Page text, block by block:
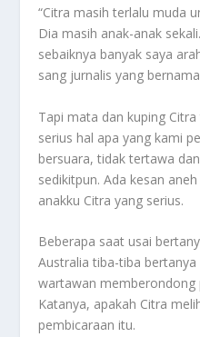
“Citra masih terlalu muda
Dia masih anak-anak
sebaiknya banyak saya
sang jurnalis yang
Tapi mata dan kuping
serius hal apa yang kami
bersuara, tidak tertawa
sedikitpun. Ada kesan
anakku Citra yang serius.
Beberapa saat usai
Australia tiba-tiba
wartawan memberondong
Katanya, apakah Citra
pembicaraan itu.